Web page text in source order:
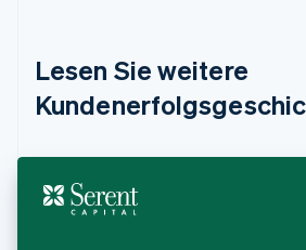
Lesen Sie weitere
DeutschEnglish
English
简体中文English
EnglishSvenska
Frankreich